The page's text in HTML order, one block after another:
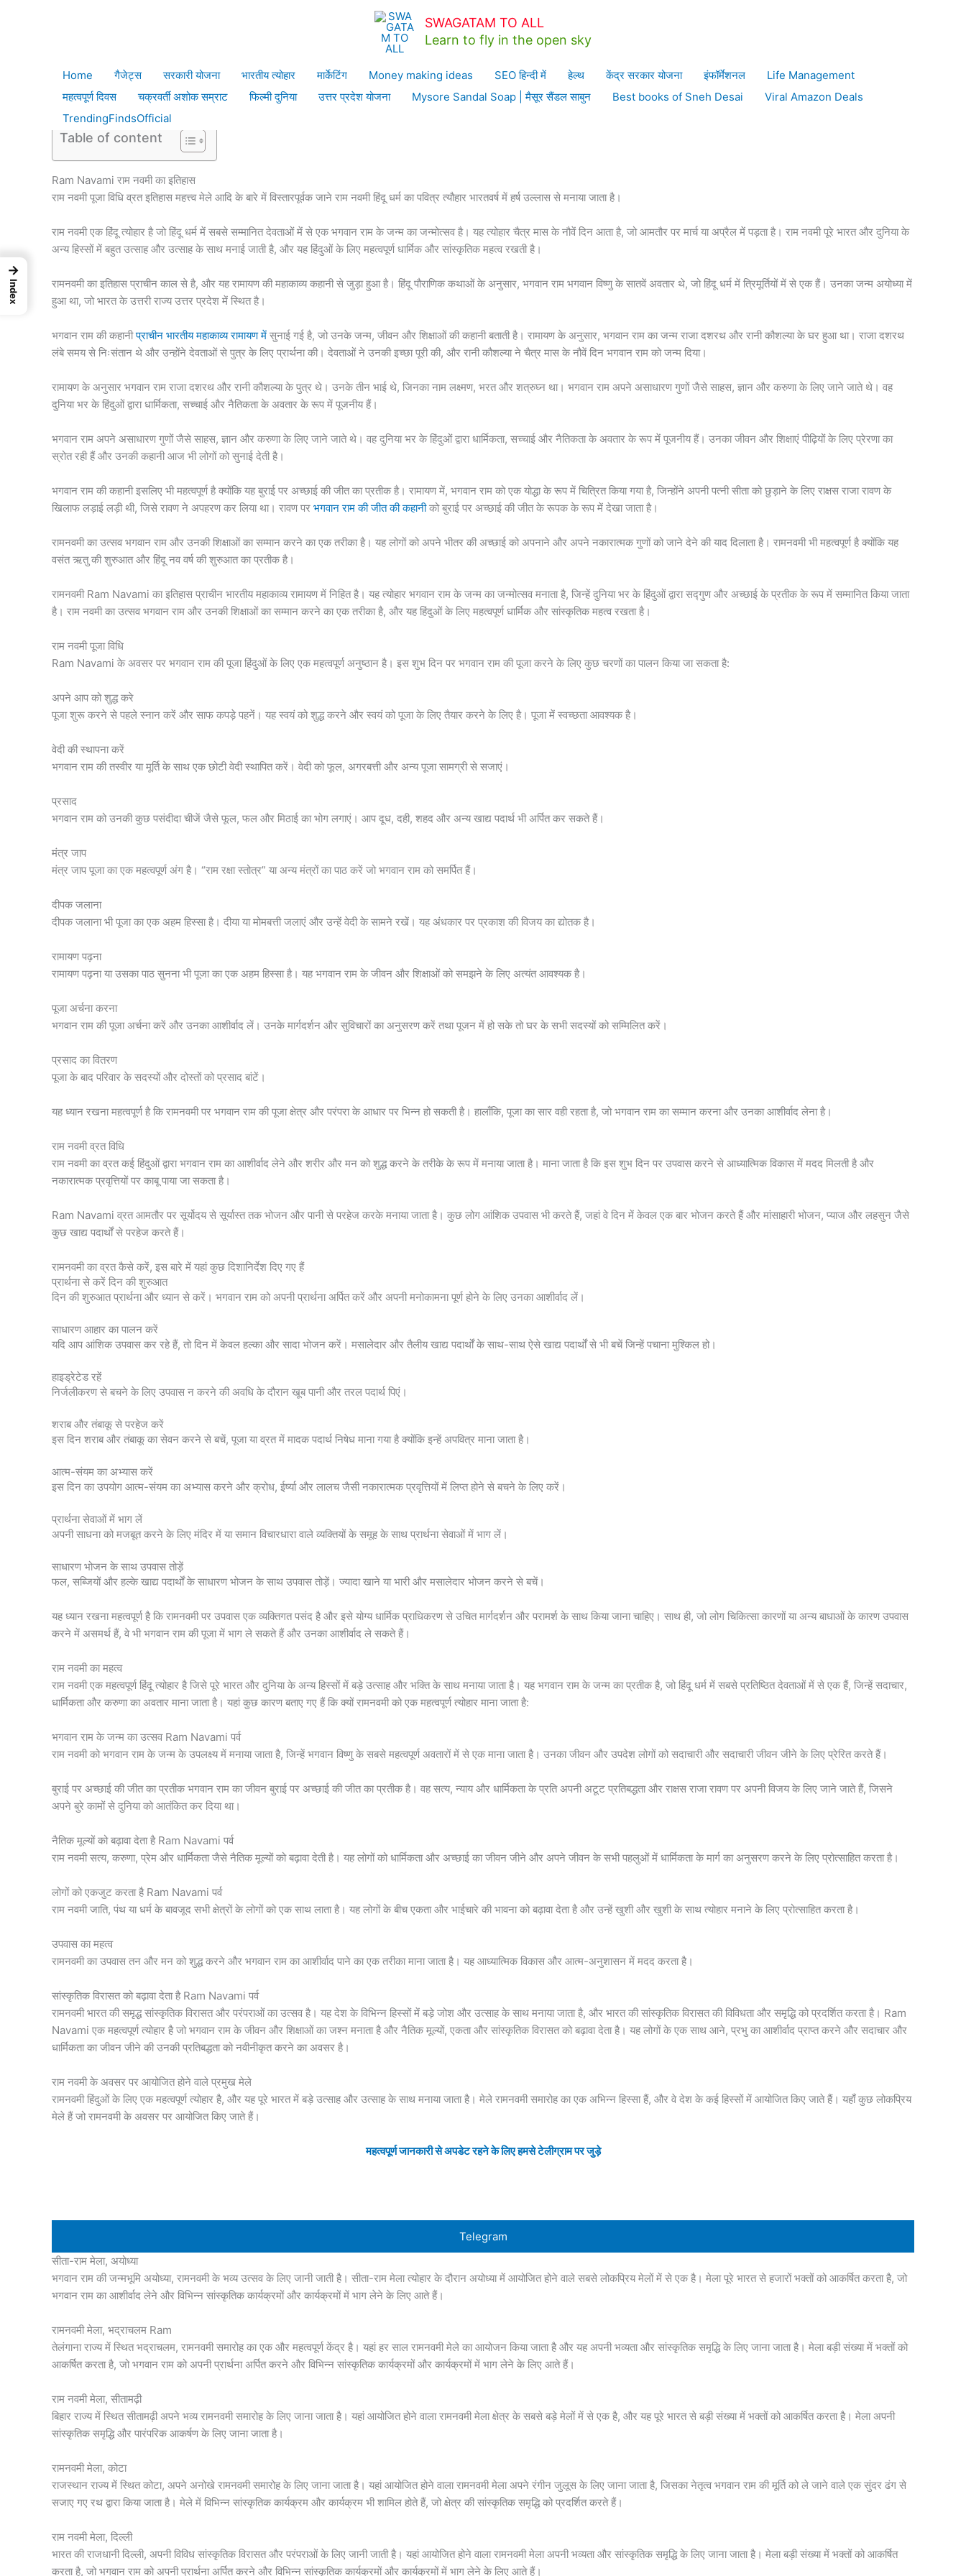
SWAGATAM TO ALL
Learn to fly in the open sky
Home गैजेट्स सरकारी योजना भारतीय त्योहार मार्केटिंग Money making ideas SEO हिन्दी में हेल्थ केंद्र सरकार योजना इंफॉर्मेशनल
Life Management
महत्वपूर्ण दिवस
चक्रवर्ती अशोक सम्राट फिल्मी दुनिया उत्तर प्रदेश योजना Mysore Sandal Soap | मैसूर सैंडल साबुन Best books of Sneh Desai
Viral Amazon Deals
TrendingFindsOfficial
भारतीय त्योहार
Ram Navami|राम नवमी पूजा विधि व्रत इतिहास महत्त्व मेले 2023
भारतीय त्योहार/ By Niraj Rajput
Table of content
Ram Navami राम नवमी का इतिहास
राम नवमी पूजा विधि व्रत इतिहास महत्त्व मेले आदि के बारे में विस्तारपूर्वक जाने राम नवमी हिंदू धर्म का पवित्र त्यौहार भारतवर्ष में हर्ष उल्लास से मनाया जाता है।
राम नवमी एक हिंदू त्योहार है जो हिंदू धर्म में सबसे सम्मानित देवताओं में से एक भगवान राम के जन्म का जन्मोत्सव है। यह त्योहार चैत्र मास के नौवें दिन आता है, जो आमतौर पर मार्च या अप्रैल में पड़ता है। राम नवमी पूरे भारत और दुनिया के
अन्य हिस्सों में बहुत उत्साह और उत्साह के साथ मनाई जाती है, और यह हिंदुओं के लिए महत्वपूर्ण धार्मिक और सांस्कृतिक महत्व रखती है।
रामनवमी का इतिहास प्राचीन काल से है, और यह रामायण की महाकाव्य कहानी से जुड़ा हुआ है। हिंदू पौराणिक कथाओं के अनुसार, भगवान राम भगवान विष्णु के सातवें अवतार थे, जो हिंदू धर्म में त्रिमूर्तियों में से एक हैं। उनका जन्म अयोध्या में
हुआ था, जो भारत के उत्तरी राज्य उत्तर प्रदेश में स्थित है।
भगवान राम की कहानीप्राचीन भारतीय महाकाव्य रामायण में सुनाई गई है, जो उनके जन्म, जीवन और शिक्षाओं की कहानी बताती है। रामायण के अनुसार, भगवान राम का जन्म राजा दशरथ और रानी कौशल्या के घर हुआ था। राजा दशरथ
लंबे समय से निःसंतान थे और उन्होंने देवताओं से पुत्र के लिए प्रार्थना की। देवताओं ने उनकी इच्छा पूरी की, और रानी कौशल्या ने चैत्र मास के नौवें दिन भगवान राम को जन्म दिया।
रामायण के अनुसार भगवान राम राजा दशरथ और रानी कौशल्या के पुत्र थे। उनके तीन भाई थे, जिनका नाम लक्ष्मण, भरत और शत्रुघ्न था। भगवान राम अपने असाधारण गुणों जैसे साहस, ज्ञान और करुणा के लिए जाने जाते थे। वह
दुनिया भर के हिंदुओं द्वारा धार्मिकता, सच्चाई और नैतिकता के अवतार के रूप में पूजनीय हैं।
भगवान राम अपने असाधारण गुणों जैसे साहस, ज्ञान और करुणा के लिए जाने जाते थे। वह दुनिया भर के हिंदुओं द्वारा धार्मिकता, सच्चाई और नैतिकता के अवतार के रूप में पूजनीय हैं। उनका जीवन और शिक्षाएं पीढ़ियों के लिए प्रेरणा का
स्रोत रही हैं और उनकी कहानी आज भी लोगों को सुनाई देती है।
भगवान राम की कहानी इसलिए भी महत्वपूर्ण है क्योंकि यह बुराई पर अच्छाई की जीत का प्रतीक है। रामायण में, भगवान राम को एक योद्धा के रूप में चित्रित किया गया है, जिन्होंने अपनी पत्नी सीता को छुड़ाने के लिए राक्षस राजा रावण के
खिलाफ लड़ाई लड़ी थी, जिसे रावण ने अपहरण कर लिया था। रावण पर भगवान राम की जीत की कहानीको बुराई पर अच्छाई की जीत के रूपक के रूप में देखा जाता है।
रामनवमी का उत्सव भगवान राम और उनकी शिक्षाओं का सम्मान करने का एक तरीका है। यह लोगों को अपने भीतर की अच्छाई को अपनाने और अपने नकारात्मक गुणों को जाने देने की याद दिलाता है। रामनवमी भी महत्वपूर्ण है क्योंकि यह
वसंत ऋतु की शुरुआत और हिंदू नव वर्ष की शुरुआत का प्रतीक है।
रामनवमी Ram Navami का इतिहास प्राचीन भारतीय महाकाव्य रामायण में निहित है। यह त्योहार भगवान राम के जन्म का जन्मोत्सव मनाता है, जिन्हें दुनिया भर के हिंदुओं द्वारा सद्गुण और अच्छाई के प्रतीक के रूप में सम्मानित किया जाता
है। राम नवमी का उत्सव भगवान राम और उनकी शिक्षाओं का सम्मान करने का एक तरीका है, और यह हिंदुओं के लिए महत्वपूर्ण धार्मिक और सांस्कृतिक महत्व रखता है।
राम नवमी पूजा विधि
Ram Navami के अवसर पर भगवान राम की पूजा हिंदुओं के लिए एक महत्वपूर्ण अनुष्ठान है। इस शुभ दिन पर भगवान राम की पूजा करने के लिए कुछ चरणों का पालन किया जा सकता है:
अपने आप को शुद्ध करे
पूजा शुरू करने से पहले स्नान करें और साफ कपड़े पहनें। यह स्वयं को शुद्ध करने और स्वयं को पूजा के लिए तैयार करने के लिए है। पूजा में स्वच्छता आवश्यक है।
वेदी की स्थापना करें
भगवान राम की तस्वीर या मूर्ति के साथ एक छोटी वेदी स्थापित करें। वेदी को फूल, अगरबत्ती और अन्य पूजा सामग्री से सजाएं।
प्रसाद
भगवान राम को उनकी कुछ पसंदीदा चीजें जैसे फूल, फल और मिठाई का भोग लगाएं। आप दूध, दही, शहद और अन्य खाद्य पदार्थ भी अर्पित कर सकते हैं।
मंत्र जाप
मंत्र जाप पूजा का एक महत्वपूर्ण अंग है। “राम रक्षा स्तोत्र” या अन्य मंत्रों का पाठ करें जो भगवान राम को समर्पित हैं।
दीपक जलाना
दीपक जलाना भी पूजा का एक अहम हिस्सा है। दीया या मोमबत्ती जलाएं और उन्हें वेदी के सामने रखें। यह अंधकार पर प्रकाश की विजय का द्योतक है।
रामायण पढ़ना
रामायण पढ़ना या उसका पाठ सुनना भी पूजा का एक अहम हिस्सा है। यह भगवान राम के जीवन और शिक्षाओं को समझने के लिए अत्यंत आवश्यक है।
पूजा अर्चना करना
भगवान राम की पूजा अर्चना करें और उनका आशीर्वाद लें। उनके मार्गदर्शन और सुविचारों का अनुसरण करें तथा पूजन में हो सके तो घर के सभी सदस्यों को सम्मिलित करें।
प्रसाद का वितरण
पूजा के बाद परिवार के सदस्यों और दोस्तों को प्रसाद बांटें।
यह ध्यान रखना महत्वपूर्ण है कि रामनवमी पर भगवान राम की पूजा क्षेत्र और परंपरा के आधार पर भिन्न हो सकती है। हालाँकि, पूजा का सार वही रहता है, जो भगवान राम का सम्मान करना और उनका आशीर्वाद लेना है।
राम नवमी व्रत विधि
राम नवमी का व्रत कई हिंदुओं द्वारा भगवान राम का आशीर्वाद लेने और शरीर और मन को शुद्ध करने के तरीके के रूप में मनाया जाता है। माना जाता है कि इस शुभ दिन पर उपवास करने से आध्यात्मिक विकास में मदद मिलती है और
नकारात्मक प्रवृत्तियों पर काबू पाया जा सकता है।
Ram Navami व्रत आमतौर पर सूर्योदय से सूर्यास्त तक भोजन और पानी से परहेज करके मनाया जाता है। कुछ लोग आंशिक उपवास भी करते हैं, जहां वे दिन में केवल एक बार भोजन करते हैं और मांसाहारी भोजन, प्याज और लहसुन जैसे
कुछ खाद्य पदार्थों से परहेज करते हैं।
रामनवमी का व्रत कैसे करें, इस बारे में यहां कुछ दिशानिर्देश दिए गए हैं
प्रार्थना से करें दिन की शुरुआत
दिन की शुरुआत प्रार्थना और ध्यान से करें। भगवान राम को अपनी प्रार्थना अर्पित करें और अपनी मनोकामना पूर्ण होने के लिए उनका आशीर्वाद लें।
साधारण आहार का पालन करें
यदि आप आंशिक उपवास कर रहे हैं, तो दिन में केवल हल्का और सादा भोजन करें। मसालेदार और तैलीय खाद्य पदार्थों के साथ-साथ ऐसे खाद्य पदार्थों से भी बचें जिन्हें पचाना मुश्किल हो।
हाइड्रेटेड रहें
निर्जलीकरण से बचने के लिए उपवास न करने की अवधि के दौरान खूब पानी और तरल पदार्थ पिएं।
शराब और तंबाकू से परहेज करें
इस दिन शराब और तंबाकू का सेवन करने से बचें, पूजा या व्रत में मादक पदार्थ निषेध माना गया है क्योंकि इन्हें अपवित्र माना जाता है।
आत्म-संयम का अभ्यास करें
इस दिन का उपयोग आत्म-संयम का अभ्यास करने और क्रोध, ईर्ष्या और लालच जैसी नकारात्मक प्रवृत्तियों में लिप्त होने से बचने के लिए करें।
प्रार्थना सेवाओं में भाग लें
अपनी साधना को मजबूत करने के लिए मंदिर में या समान विचारधारा वाले व्यक्तियों के समूह के साथ प्रार्थना सेवाओं में भाग लें।
साधारण भोजन के साथ उपवास तोड़ें
फल, सब्जियों और हल्के खाद्य पदार्थों के साधारण भोजन के साथ उपवास तोड़ें। ज्यादा खाने या भारी और मसालेदार भोजन करने से बचें।
यह ध्यान रखना महत्वपूर्ण है कि रामनवमी पर उपवास एक व्यक्तिगत पसंद है और इसे योग्य धार्मिक प्राधिकरण से उचित मार्गदर्शन और परामर्श के साथ किया जाना चाहिए। साथ ही, जो लोग चिकित्सा कारणों या अन्य बाधाओं के कारण उपवास
करने में असमर्थ हैं, वे भी भगवान राम की पूजा में भाग ले सकते हैं और उनका आशीर्वाद ले सकते हैं।
राम नवमी का महत्व
राम नवमी एक महत्वपूर्ण हिंदू त्योहार है जिसे पूरे भारत और दुनिया के अन्य हिस्सों में बड़े उत्साह और भक्ति के साथ मनाया जाता है। यह भगवान राम के जन्म का प्रतीक है, जो हिंदू धर्म में सबसे प्रतिष्ठित देवताओं में से एक हैं, जिन्हें सदाचार,
धार्मिकता और करुणा का अवतार माना जाता है। यहां कुछ कारण बताए गए हैं कि क्यों रामनवमी को एक महत्वपूर्ण त्योहार माना जाता है:
भगवान राम के जन्म का उत्सव Ram Navami पर्व
राम नवमी को भगवान राम के जन्म के उपलक्ष्य में मनाया जाता है, जिन्हें भगवान विष्णु के सबसे महत्वपूर्ण अवतारों में से एक माना जाता है। उनका जीवन और उपदेश लोगों को सदाचारी और सदाचारी जीवन जीने के लिए प्रेरित करते हैं।
बुराई पर अच्छाई की जीत का प्रतीक भगवान राम का जीवन बुराई पर अच्छाई की जीत का प्रतीक है। वह सत्य, न्याय और धार्मिकता के प्रति अपनी अटूट प्रतिबद्धता और राक्षस राजा रावण पर अपनी विजय के लिए जाने जाते हैं, जिसने
अपने बुरे कामों से दुनिया को आतंकित कर दिया था।
नैतिक मूल्यों को बढ़ावा देता है Ram Navami पर्व
राम नवमी सत्य, करुणा, प्रेम और धार्मिकता जैसे नैतिक मूल्यों को बढ़ावा देती है। यह लोगों को धार्मिकता और अच्छाई का जीवन जीने और अपने जीवन के सभी पहलुओं में धार्मिकता के मार्ग का अनुसरण करने के लिए प्रोत्साहित करता है।
लोगों को एकजुट करता है Ram Navami पर्व
राम नवमी जाति, पंथ या धर्म के बावजूद सभी क्षेत्रों के लोगों को एक साथ लाता है। यह लोगों के बीच एकता और भाईचारे की भावना को बढ़ावा देता है और उन्हें खुशी और खुशी के साथ त्योहार मनाने के लिए प्रोत्साहित करता है।
उपवास का महत्व
रामनवमी का उपवास तन और मन को शुद्ध करने और भगवान राम का आशीर्वाद पाने का एक तरीका माना जाता है। यह आध्यात्मिक विकास और आत्म-अनुशासन में मदद करता है।
सांस्कृतिक विरासत को बढ़ावा देता है Ram Navami पर्व
रामनवमी भारत की समृद्ध सांस्कृतिक विरासत और परंपराओं का उत्सव है। यह देश के विभिन्न हिस्सों में बड़े जोश और उत्साह के साथ मनाया जाता है, और भारत की सांस्कृतिक विरासत की विविधता और समृद्धि को प्रदर्शित करता है। Ram
Navami एक महत्वपूर्ण त्योहार है जो भगवान राम के जीवन और शिक्षाओं का जश्न मनाता है और नैतिक मूल्यों, एकता और सांस्कृतिक विरासत को बढ़ावा देता है। यह लोगों के एक साथ आने, प्रभु का आशीर्वाद प्राप्त करने और सदाचार और
धार्मिकता का जीवन जीने की उनकी प्रतिबद्धता को नवीनीकृत करने का अवसर है।
राम नवमी के अवसर पर आयोजित होने वाले प्रमुख मेले
रामनवमी हिंदुओं के लिए एक महत्वपूर्ण त्योहार है, और यह पूरे भारत में बड़े उत्साह और उत्साह के साथ मनाया जाता है। मेले रामनवमी समारोह का एक अभिन्न हिस्सा हैं, और वे देश के कई हिस्सों में आयोजित किए जाते हैं। यहाँ कुछ लोकप्रिय
मेले हैं जो रामनवमी के अवसर पर आयोजित किए जाते हैं।
महत्वपूर्ण जानकारी से अपडेट रहने के लिए हमसे टेलीग्राम पर जुड़े
Telegram
सीता-राम मेला, अयोध्या
भगवान राम की जन्मभूमि अयोध्या, रामनवमी के भव्य उत्सव के लिए जानी जाती है। सीता-राम मेला त्योहार के दौरान अयोध्या में आयोजित होने वाले सबसे लोकप्रिय मेलों में से एक है। मेला पूरे भारत से हजारों भक्तों को आकर्षित करता है, जो
भगवान राम का आशीर्वाद लेने और विभिन्न सांस्कृतिक कार्यक्रमों और कार्यक्रमों में भाग लेने के लिए आते हैं।
रामनवमी मेला, भद्राचलम Ram
तेलंगाना राज्य में स्थित भद्राचलम, रामनवमी समारोह का एक और महत्वपूर्ण केंद्र है। यहां हर साल रामनवमी मेले का आयोजन किया जाता है और यह अपनी भव्यता और सांस्कृतिक समृद्धि के लिए जाना जाता है। मेला बड़ी संख्या में भक्तों को
आकर्षित करता है, जो भगवान राम को अपनी प्रार्थना अर्पित करने और विभिन्न सांस्कृतिक कार्यक्रमों और कार्यक्रमों में भाग लेने के लिए आते हैं।
राम नवमी मेला, सीतामढ़ी
बिहार राज्य में स्थित सीतामढ़ी अपने भव्य रामनवमी समारोह के लिए जाना जाता है। यहां आयोजित होने वाला रामनवमी मेला क्षेत्र के सबसे बड़े मेलों में से एक है, और यह पूरे भारत से बड़ी संख्या में भक्तों को आकर्षित करता है। मेला अपनी
सांस्कृतिक समृद्धि और पारंपरिक आकर्षण के लिए जाना जाता है।
रामनवमी मेला, कोटा
राजस्थान राज्य में स्थित कोटा, अपने अनोखे रामनवमी समारोह के लिए जाना जाता है। यहां आयोजित होने वाला रामनवमी मेला अपने रंगीन जुलूस के लिए जाना जाता है, जिसका नेतृत्व भगवान राम की मूर्ति को ले जाने वाले एक सुंदर ढंग से
सजाए गए रथ द्वारा किया जाता है। मेले में विभिन्न सांस्कृतिक कार्यक्रम और कार्यक्रम भी शामिल होते हैं, जो क्षेत्र की सांस्कृतिक समृद्धि को प्रदर्शित करते हैं।
राम नवमी मेला, दिल्ली
भारत की राजधानी दिल्ली, अपनी विविध सांस्कृतिक विरासत और परंपराओं के लिए जानी जाती है। यहां आयोजित होने वाला रामनवमी मेला अपनी भव्यता और सांस्कृतिक समृद्धि के लिए जाना जाता है। मेला बड़ी संख्या में भक्तों को आकर्षित
करता है, जो भगवान राम को अपनी प्रार्थना अर्पित करने और विभिन्न सांस्कृतिक कार्यक्रमों और कार्यक्रमों में भाग लेने के लिए आते हैं।
→
Index